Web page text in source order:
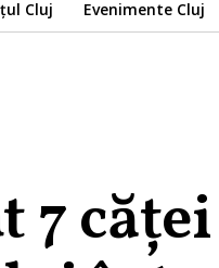
Cluj Evenimente Cluj
7